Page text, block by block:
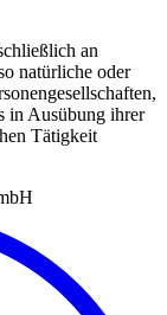
an
natürliche oder
in Ausübung ihrer
Tätigkeit